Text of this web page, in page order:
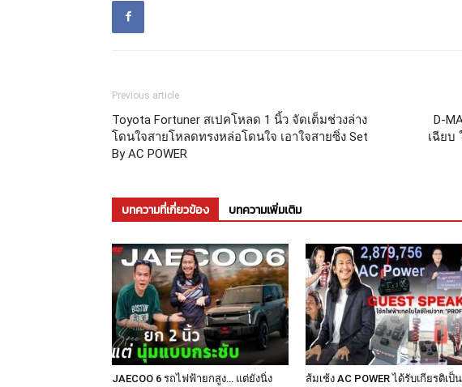
Previous article
Toyota Fortuner สเปคโหลด 1 นิ้ว จัดเต็มช่วงล่าง
โดนใจสายโหลดทรงหล่อโดนใจ เอาใจสายซิ่ง Set
By AC POWER
D-
เฉียบ
บทความที่เกี่ยวข้อง บทความเพิ่มเติม
JAECOO 6 รถไฟฟ้ายกสูง… แต่ยังนิ่ง
ส้มเช้ง AC POWER ได้รับเกียรติเป็น